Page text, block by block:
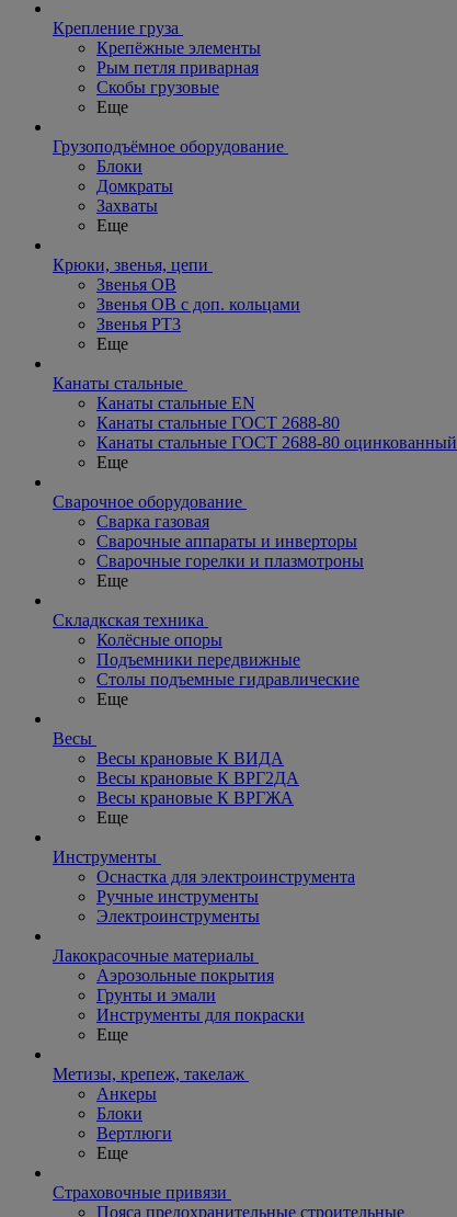
Крепление груза
Крепёжные элементы
Рым петля приварная
Скобы грузовые
Еще
Грузоподъёмное оборудование
Блоки
Домкраты
Захваты
Еще
Крюки, звенья, цепи
Звенья ОВ
Звенья ОВ с доп. кольцами
Звенья РТ3
Еще
Канаты стальные
Канаты стальные EN
Канаты стальные ГОСТ 2688-80
Канаты стальные ГОСТ 2688-80 оцинкованный
Еще
Сварочное оборудование
Сварка газовая
Сварочные аппараты и инверторы
Сварочные горелки и плазмотроны
Еще
Складкская техника
Колёсные опоры
Подъемники передвижные
Столы подъемные гидравлические
Еще
Весы
Весы крановые К ВИДА
Весы крановые К ВРГ2ДА
Весы крановые К ВРГЖА
Еще
Инструменты
Оснастка для электроинструмента
Ручные инструменты
Электроинструменты
Лакокрасочные материалы
Аэрозольные покрытия
Грунты и эмали
Инструменты для покраски
Еще
Метизы, крепеж, такелаж
Анкеры
Блоки
Вертлюги
Еще
Страховочные привязи
Пояса предохранительные строительные